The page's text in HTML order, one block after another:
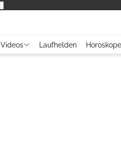
Videos Laufhelden Horoskope